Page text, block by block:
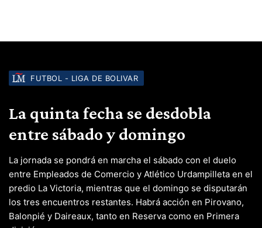
FUTBOL - LIGA DE BOLIVAR
La quinta fecha se desdobla
entre sábado y domingo
La jornada se pondrá en marcha el sábado con el duelo
entre Empleados de Comercio y Atlético Urdampilleta en el
predio La Victoria, mientras que el domingo se disputarán
los tres encuentros restantes. Habrá acción en Pirovano,
Balonpié y Daireaux, tanto en Reserva como en Primera